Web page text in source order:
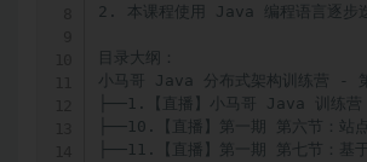
2. 本课程使用 Java 编程语言逐步
目录大纲：
小马哥 Java 分布式架构训练营 -
├──1.【直播】小马哥 Java 训练
├──10.【直播】第一期 第六节：
├──11.【直播】第一期 第七节：